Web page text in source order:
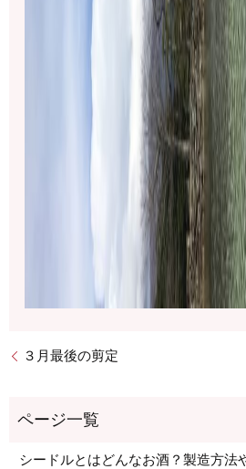
３月最後の剪定
シードルとはどんなお酒？製造方法